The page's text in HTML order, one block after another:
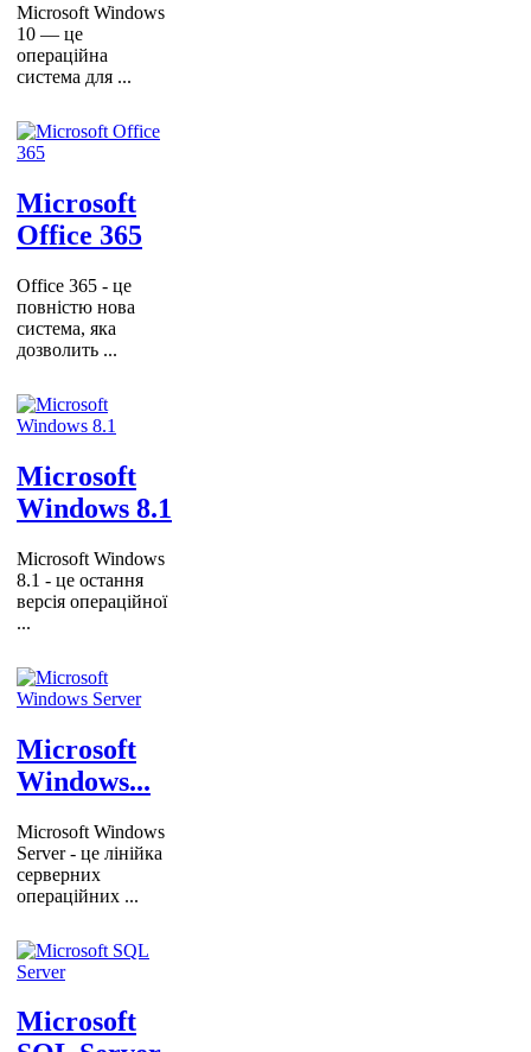
Microsoft Windows
10 — це
операційна
система для ...
Microsoft
Office 365
Office 365 - це
повністю нова
система, яка
дозволить ...
Microsoft
Windows 8.1
Microsoft Windows
8.1 - це остання
версія операційної
...
Microsoft
Windows...
Microsoft Windows
Server - це лінійка
серверних
операційних ...
Microsoft